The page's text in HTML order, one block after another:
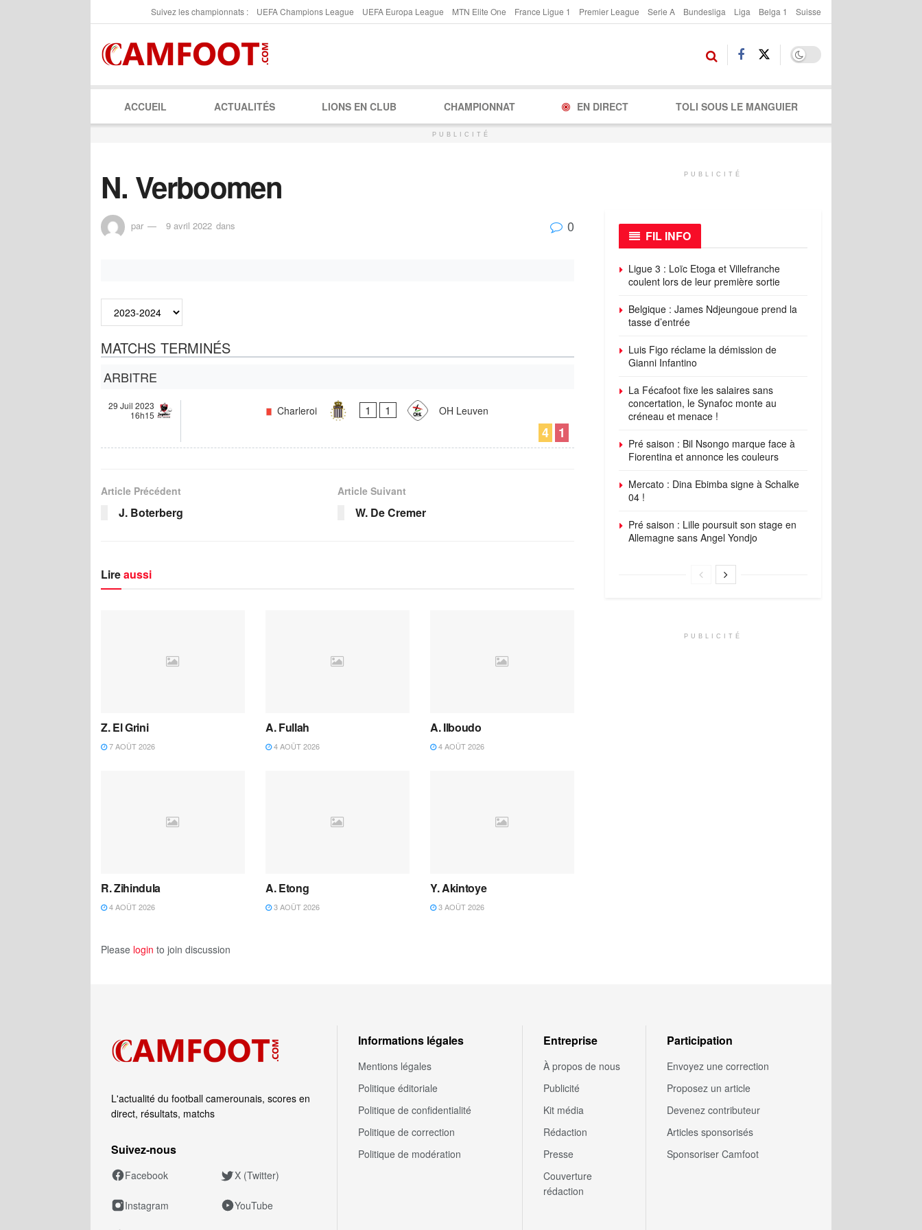
Suivez les championnats : UEFA Champions League UEFA Europa League MTN Elite One France Ligue 1 Premier League Serie A Bundesliga Liga Belga 1 Suisse
ACCUEIL ACTUALITÉS LIONS EN CLUB CHAMPIONNAT EN DIRECT TOLI SOUS LE MANGUIER
PUBLICITÉ
N. Verboomen
par 9 avril 2022 dans 0
MATCHS TERMINÉS
ARBITRE
29 Juil 2023
16h15
Charleroi 1 1 OH Leuven
4 1
Article Précédent
J. Boterberg
Article Suivant
W. De Cremer
Lireaussi
Z. El Grini
7 AOÛT 2026
A. Fullah
4 AOÛT 2026
A. Ilboudo
4 AOÛT 2026
R. Zihindula
4 AOÛT 2026
A. Etong
3 AOÛT 2026
Y. Akintoye
3 AOÛT 2026
Please login to join discussion
PUBLICITÉ
FIL INFO
Ligue 3 : Loïc Etoga et Villefranche
coulent lors de leur première sortie
Belgique : James Ndjeungoue prend la
tasse d’entrée
Luis Figo réclame la démission de
Gianni Infantino
La Fécafoot fixe les salaires sans
concertation, le Synafoc monte au
créneau et menace !
Pré saison : Bil Nsongo marque face à
Fiorentina et annonce les couleurs
Mercato : Dina Ebimba signe à Schalke
04 !
Pré saison : Lille poursuit son stage en
Allemagne sans Angel Yondjo
PUBLICITÉ
L'actualité du football camerounais, scores en
direct, résultats, matchs
Suivez‑nous
Facebook X (Twitter)
Instagram YouTube
Informations légales
Mentions légales
Politique éditoriale
Politique de confidentialité
Politique de correction
Politique de modération
Entreprise
À propos de nous
Publicité
Kit média
Rédaction
Presse
Couverture
rédaction
Participation
Envoyez une correction
Proposez un article
Devenez contributeur
Articles sponsorisés
Sponsoriser Camfoot